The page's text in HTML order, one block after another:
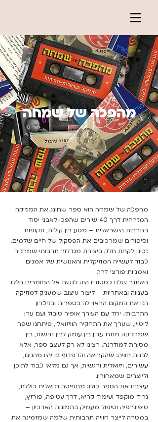
מהפכה של שמחה
מהפכה של שמחה הוא ספר שחוגג את המוזיקה
המזרחית דרך 40 שירים שהפכו לאבני יסוד
בתרבות הישראלית – מסע בין קולות, תקופות
וסיפורים שמרכיבים את הפסקול של חיים שלמים.
זכינו לקחת חלק ביצירת מגדלור תרבותי שמחזיר
כבוד לעשייה המוזיקלית והאנושית של אמנים
ואמניות פורצי דרך.
האתגר שלנו כסטודיו היה לגשת אל החומרים הללו
בענווה ובאחריות – ליצור עיצוב שמעניק למוזיקה
הזו את המקום הראוי לה בספרות ובזיכרון
התרבותי. יחד עם העורך אופיר טובול ועם ערן
ליטוין, שערך את התחקיר הוויזואלי, פיתחנו שפה
שמחזיקה מתח עדין בין עומק לבין נגישות, בין
מסורת למודרנה. רצינו לא רק לעצב ספר, אלא
לבנות חוויה: שהקריאה והדפדוף בו יהיו מהנים,
עשירים, ויזואלית ורגשית, אך גם מלאי כבוד לתוכן
וליוצרים שמאחוריו.
עיצבנו את הספר כולו: מתפיסה ויזואלית כוללת,
גריד מוקפד ועימוד קריא, דרך עטיפה, פורזץ,
טיפוגרפיה וטיפול מעמיק בתמונות הארכיון –
במטרה לייצר חוויה תרבותית שלמה שמזמינה את